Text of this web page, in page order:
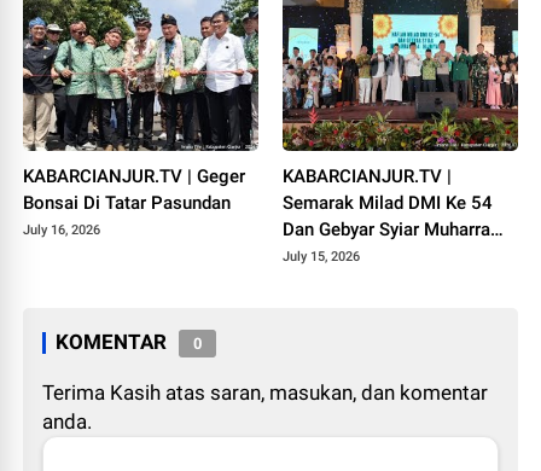
KABARCIANJUR.TV | Geger
Bonsai Di Tatar Pasundan
July 16, 2026
KABARCIANJUR.TV |
Semarak Milad DMI Ke 54
Dan Gebyar Syiar Muharram
1448 H
July 15, 2026
KOMENTAR 0
Terima Kasih atas saran, masukan, dan komentar
anda.